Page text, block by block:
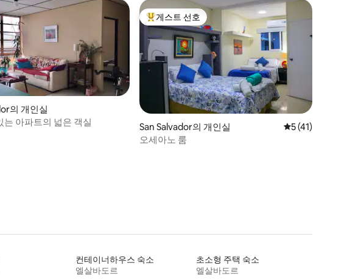
54개
의 개인실
는 아파트의 넓은 객실
상위 게스트 선호
게스트 선호
San Salvador의 개인실 평점 5점(5점 만점
5 (41)
오세아노 룸
컨테이너하우스 숙소
엘살바도르
초소형 주택 숙소
엘살바도르